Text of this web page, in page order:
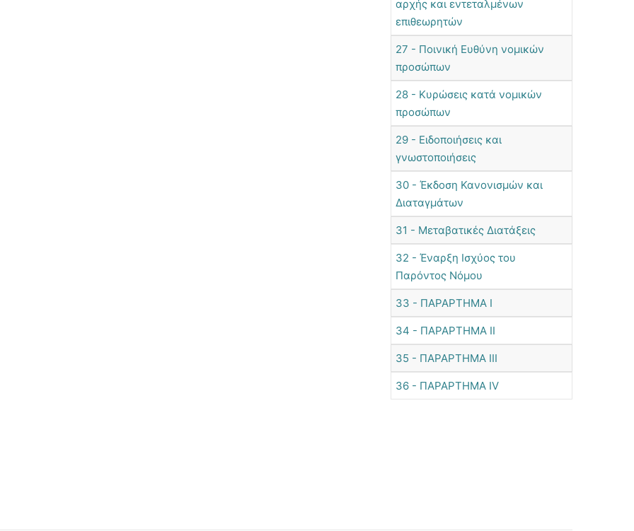
αρχής και εντεταλμένων
επιθεωρητών
27 - Ποινική Ευθύνη νομικών
προσώπων
28 - Κυρώσεις κατά νομικών
προσώπων
29 - Ειδοποιήσεις και
γνωστοποιήσεις
30 - Έκδοση Κανονισμών και
Διαταγμάτων
31 - Μεταβατικές Διατάξεις
32 - Έναρξη Ισχύος του
Παρόντος Νόμου
33 - ΠΑΡΑΡΤΗΜΑ Ι
34 - ΠΑΡΑΡΤΗΜΑ ΙΙ
35 - ΠΑΡΑΡΤΗΜΑ ΙΙΙ
36 - ΠΑΡΑΡΤΗΜΑ IV